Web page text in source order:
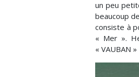
un peu
beaucoup
consiste à
« Mer ».
« VAUBAN